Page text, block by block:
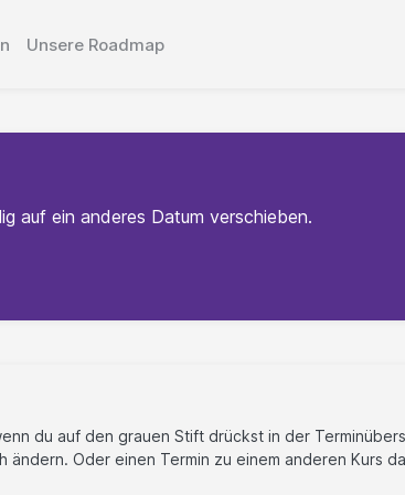
Unsere Roadmap
auf ein anderes Datum verschieben.
du auf den grauen Stift drückst in der
ändern. Oder einen Termin zu einem anderen Kurs